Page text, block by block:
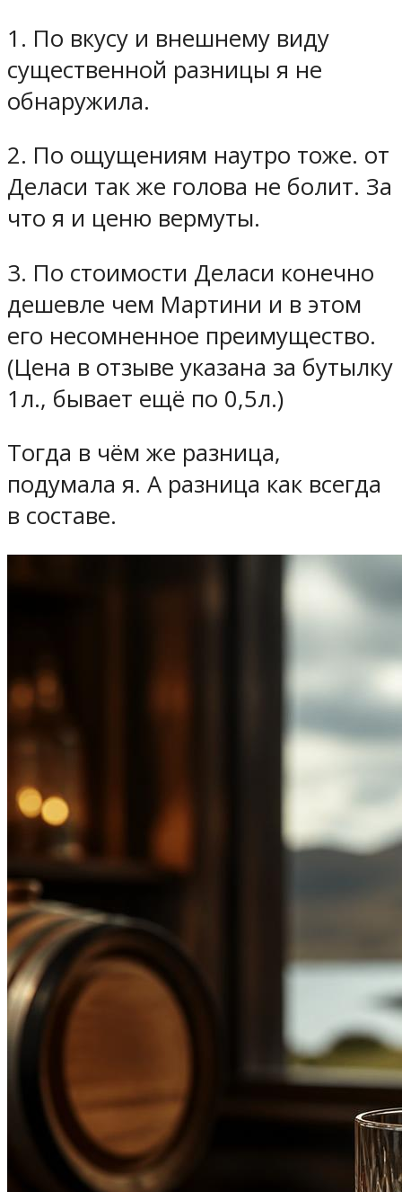
1. По вкусу и внешнему виду
существенной разницы я не
обнаружила.
2. По ощущениям наутро тоже. от
Деласи так же голова не болит. За
что я и ценю вермуты.
3. По стоимости Деласи конечно
дешевле чем Мартини и в этом
его несомненное преимущество.
(Цена в отзыве указана за бутылку
1л., бывает ещё по 0,5л.)
Тогда в чём же разница,
подумала я. А разница как всегда
в составе.